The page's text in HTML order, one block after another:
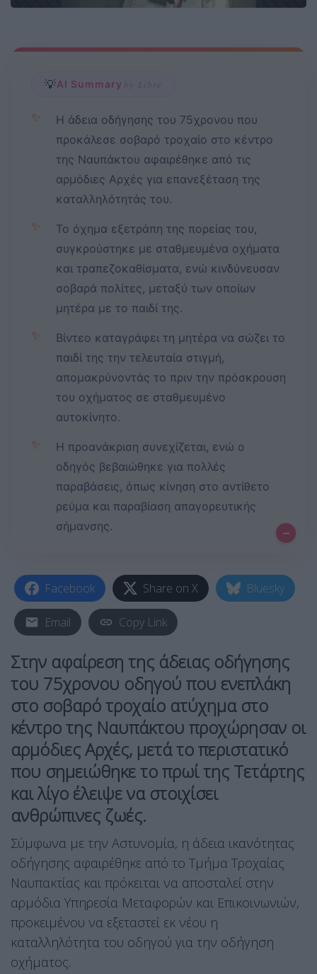
💡AI Summary by Libre
✨
Η άδεια οδήγησης του 75χρονου που
προκάλεσε σοβαρό τροχαίο στο κέντρο
της Ναυπάκτου αφαιρέθηκε από τις
αρμόδιες Αρχές για επανεξέταση της
καταλληλότητάς του.
✨
Το όχημα εξετράπη της πορείας του,
συγκρούστηκε με σταθμευμένα οχήματα
και τραπεζοκαθίσματα, ενώ κινδύνευσαν
σοβαρά πολίτες, μεταξύ των οποίων
μητέρα με το παιδί της.
✨
Βίντεο καταγράφει τη μητέρα να σώζει το
παιδί της την τελευταία στιγμή,
απομακρύνοντάς το πριν την πρόσκρουση
του οχήματος σε σταθμευμένο
αυτοκίνητο.
✨
Η προανάκριση συνεχίζεται, ενώ ο
οδηγός βεβαιώθηκε για πολλές
παραβάσεις, όπως κίνηση στο αντίθετο
ρεύμα και παραβίαση απαγορευτικής
σήμανσης.
–
Facebook Share on X Bluesky
Email Copy Link
Στην αφαίρεση της άδειας οδήγησης
του 75χρονου οδηγού που ενεπλάκη
στο σοβαρό τροχαίο ατύχημα στο
κέντρο της Ναυπάκτου προχώρησαν οι
αρμόδιες Αρχές, μετά το περιστατικό
που σημειώθηκε το πρωί της Τετάρτης
και λίγο έλειψε να στοιχίσει
ανθρώπινες ζωές.
Σύμφωνα με την Αστυνομία, η άδεια ικανότητας
οδήγησης αφαιρέθηκε από το Τμήμα Τροχαίας
Ναυπακτίας και πρόκειται να αποσταλεί στην
αρμόδια Υπηρεσία Μεταφορών και Επικοινωνιών,
προκειμένου να εξεταστεί εκ νέου η
καταλληλότητα του οδηγού για την οδήγηση
οχήματος.